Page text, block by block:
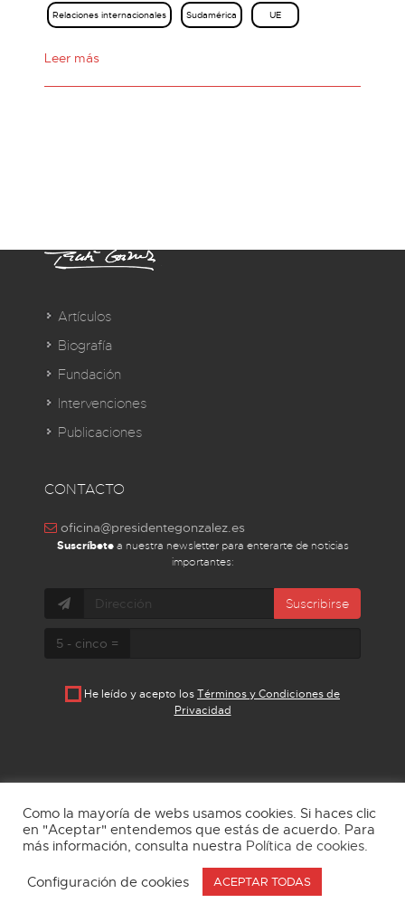
Relaciones internacionales Sudamérica UE
Leer más
Artículos
Biografía
Fundación
Intervenciones
Publicaciones
CONTACTO
oficina@presidentegonzalez.es
Suscríbetea nuestra newsletter para enterarte de noticias
importantes:
Suscribirse
5 - cinco =
He leído y acepto losTérminos y Condiciones de
Privacidad
Política de privacidad Cookies
Como la mayoría de webs usamos cookies. Si haces clic
en "Aceptar" entendemos que estás de acuerdo. Para
más información, consulta nuestra Política de cookies.
Configuración de cookies ACEPTAR TODAS